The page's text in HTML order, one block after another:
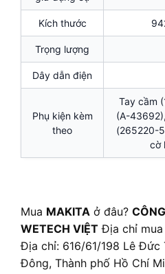
Kích thước
Trọng lượng
Dây dẫn điện
Phụ kiện kèm
theo
Tay cầm
(A-
(265220-
cờ
Mua MAKITA ở đâu?
WETECH VIỆT Địa chỉ
Địa chỉ: 616/61/198 Lê Đức
Đông, Thành phố Hồ Chí